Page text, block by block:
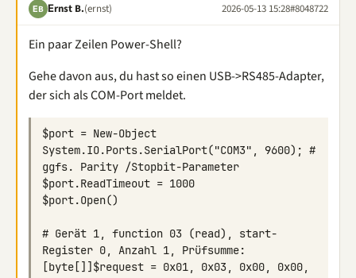
ΕB Εrnst B.(ernst) 2026-05-13 15:28#8048722
Ein paar Zeilen Power-Shell?
Gehe davon aus, du hast so einen USB->RS485-Adapter,
der sich als COM-Port meldet.
$port = New-Object
System.IO.Ports.SerialPort("COM3", 9600); #
# Gerät 1, function 03 (read), start-
[byte[]]$request = 0x01, 0x03, 0x00, 0x00,